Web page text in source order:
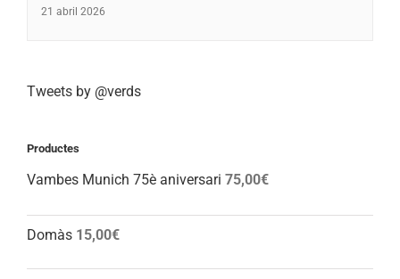
21 abril 2026
Tweets by @verds
Productes
Vambes Munich 75è aniversari 75,00€
Domàs 15,00€